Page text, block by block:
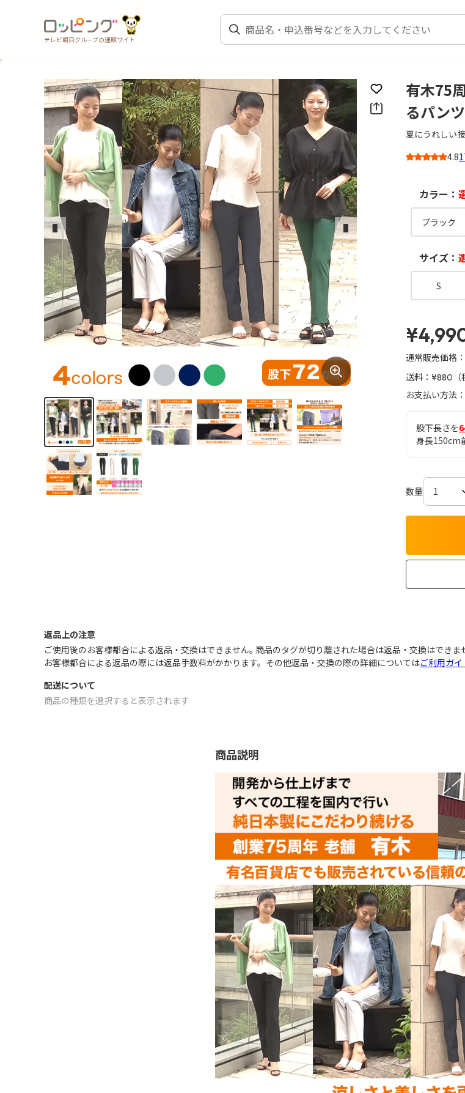
テレビ朝日グループの通販サイト
前のスライド 次のスライド
お気に入りに登録
有木75
るパン
夏にうれしい
4.8
カラー：
ブラック
サイズ：
S
通常販売価格：
送料： ¥880
お支払い方法：
股下長さを
身長150cm
数量
返品上の注意
ご使用後のお客様都合による返品・交換はできません｡ 商品のタグが切り離された場合は返品・交換はできま
お客様都合による返品の際には返品手数料がかかります。その他返品・交換の際の詳細についてはご利用ガイ
配送について
商品の種類を選択すると表示されます
商品説明